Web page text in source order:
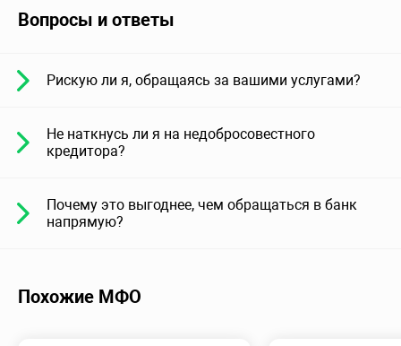
Вопросы и ответы
Рискую ли я, обращаясь за вашими услугами?
Не наткнусь ли я на недобросовестного
кредитора?
Почему это выгоднее, чем обращаться в банк
напрямую?
Похожие МФО